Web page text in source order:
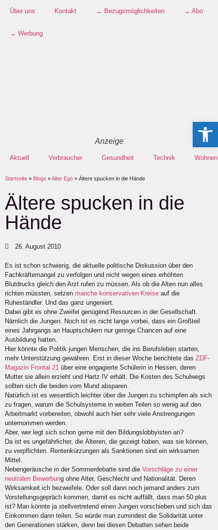
Über uns Kontakt → Bezugsmöglichkeiten → Abo
→ Werbung
Anzeige
Aktuell Verbraucher Gesundheit Technik Wohnen
Startseite » Blogs »Alter Ego » Ältere spucken in die Hände
Ältere spucken in die
Hände
26. August 2010
Es ist schon schwierig, die aktuelle politische Diskussion über den
Fachkräftemangel zu verfolgen und nicht wegen eines erhöhten
Blutdrucks gleich den Arzt rufen zu müssen. Als ob die Alten nun alles
richten müssten, setzen manche konservativen Kreise auf die
Ruheständler. Und das ganz ungeniert.
Dabei gibt es ohne Zweifel genügend Resourcen in der Gesellschaft.
Nämlich die Jungen. Noch ist es nicht lange vorbei, dass ein Großteil
eines Jahrgangs an Hauptschülern nur geringe Chancen auf eine
Ausbildung hatten.
Hier könnte die Politik jungen Menschen, die ins Berufsleben starten,
mehr Unterstützung gewähren. Erst in dieser Woche berichtete das ZDF-
Magazin Frontal 21 über eine engagierte Schülerin in Hessen, deren
Mutter sie allein erzieht und Hartz IV erhält. Die Kosten des Schulwegs
sollten sich die beiden vom Mund absparen.
Natürlich ist es wesentlich leichter über die Jungen zu schimpfen als sich
zu fragen, warum die Schulsysteme in weiten Teilen so wenig auf den
Arbeitmarkt vorbereiten, obwohl auch hier sehr viele Anstrengungen
unternommen werden.
Aber, wer legt sich schon gerne mit den Bildungslobbyisten an?
Da ist es ungefährlicher, die Älteren, die gezeigt haben, was sie können,
zu verpflichten. Rentenkürzungen als Sanktionen sind ein wirksamen
Mittel.
Nebengeräusche in der Sommerdebatte sind die Vorschläge zu einer
neutralen Bewerbung ohne Alter, Geschlecht und Nationalität. Deren
Wirksamkeit ich bezweifele. Oder soll dann noch jemand anders zum
Vorstellungsgepräch kommen, damit es nicht auffällt, dass man 50 plus
ist? Man könnte ja stellvertretend einen Jungen vorschieben und sich das
Einkommen dann teilen. So würde man zumindest die Solidarität unter
den Generationen stärken, denn bei diesen Debatten sehen beide